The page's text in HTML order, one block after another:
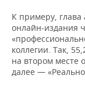
К примеру, глава
онлайн-издания
коллегии. Так,
на втором месте
далее —